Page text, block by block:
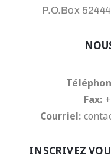
P.O.Box
Fax:
Courriel:
INSCRIVEZ